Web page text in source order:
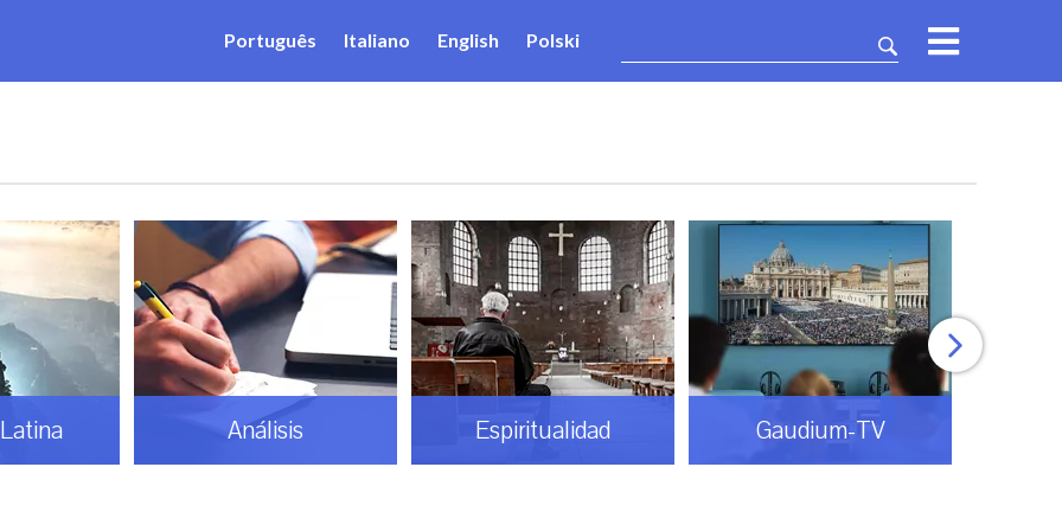
Português Italiano English Polski
Análisis Espiritualidad Gaudium-TV